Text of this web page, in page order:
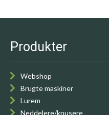
Produkter
Webshop
Brugte maskiner
Lurem
Neddelere/knusere